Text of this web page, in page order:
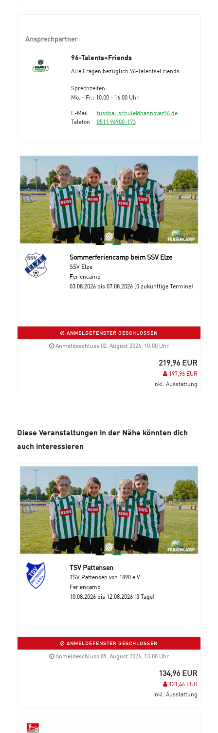
Ansprechpartner
96-Talents+Friends
Alle Fragen bezüglich 96-Talents+Friends
Sprechzeiten:
Mo. - Fr.: 10.00 - 16.00 Uhr
E-Mail
fussballschule@hannover96.de
Telefon
0511 96900-173
Sommerferiencamp beim SSV Elze
SSV Elze
Feriencamp
03.08.2026 bis 07.08.2026 (0 zukünftige Termine)
ANMELDEFENSTER GESCHLOSSEN
Anmeldeschluss 02. August 2026, 10:00 Uhr
219,96 EUR
197,96 EUR
inkl. Ausstattung
Diese Veranstaltungen in der Nähe könnten dich
auch interessieren
TSV Pattensen
TSV Pattensen von 1890 e.V.
Feriencamp
10.08.2026 bis 12.08.2026 (3 Tage)
ANMELDEFENSTER GESCHLOSSEN
Anmeldeschluss 09. August 2026, 13:00 Uhr
134,96 EUR
121,46 EUR
inkl. Ausstattung